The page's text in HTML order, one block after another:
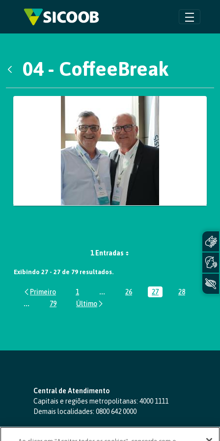
Pular para o Conteúdo principal
04 - CoffeeBreak
1 Entradas
Exibindo 27 - 27 de 79 resultados.
Página
1 ...Páginas intermediárias Usar ABA
Página
26 Página
27 Página
28
...Páginas intermediárias Usar ABA para navegar.
Página
79
Central de Atendimento
Capitais e regiões metropolitanas: 4000 1111
Demais localidades: 0800 642 0000
SAC 24 horas-0800 724 4420